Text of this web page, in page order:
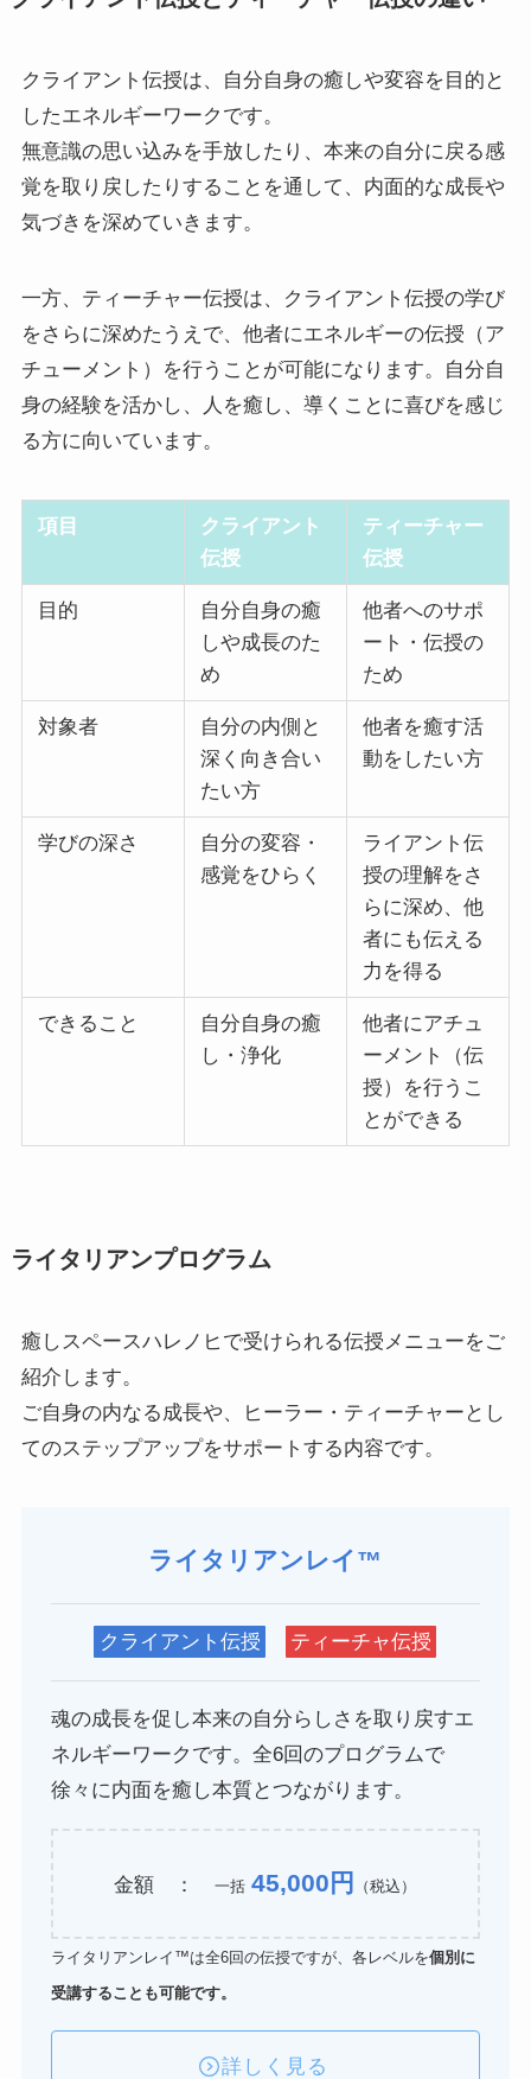
クライアント伝授は、自分自身の癒しや変容を目的と
したエネルギーワークです。
無意識の思い込みを手放したり、本来の自分に戻る感
覚を取り戻したりすることを通して、内面的な成長や
気づきを深めていきます。
一方、ティーチャー伝授は、クライアント伝授の学び
をさらに深めたうえで、他者にエネルギーの伝授（ア
チューメント）を行うことが可能になります。自分自
身の経験を活かし、人を癒し、導くことに喜びを感じ
る方に向いています。
項目
クライアント
伝授
ティーチャー
伝授
目的
自分自身の癒
しや成長のた
め
他者へのサポ
ート・伝授の
ため
対象者
自分の内側と
深く向き合い
たい方
他者を癒す活
動をしたい方
学びの深さ
自分の変容・
感覚をひらく
ライアント伝
授の理解をさ
らに深め、他
者にも伝える
力を得る
できること
自分自身の癒
し・浄化
他者にアチュ
ーメント（伝
授）を行うこ
とができる
ライタリアンプログラム
癒しスペースハレノヒで受けられる伝授メニューをご
紹介します。
ご自身の内なる成長や、ヒーラー・ティーチャーとし
てのステップアップをサポートする内容です。
ライタリアンレイ™
クライアント伝授 ティーチャ伝授
魂の成長を促し本来の自分らしさを取り戻すエ
ネルギーワークです。全6回のプログラムで
徐々に内面を癒し本質とつながります。
金額 ：一括 45,000円 （税込）
ライタリアンレイ™は全6回の伝授ですが、各レベルを個別に
受講することも可能です。
詳しく見る